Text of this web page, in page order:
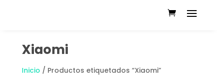
Xiaomi
Inicio / Productos etiquetados “Xiaomi”